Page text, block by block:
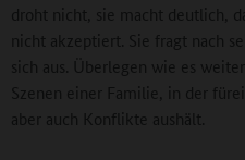
droht nicht, sie macht deutlich,
nicht akzeptiert. Sie fragt nach
sich aus. Überlegen wie es
Szenen einer Familie, in der
aber auch Konflikte aushält.